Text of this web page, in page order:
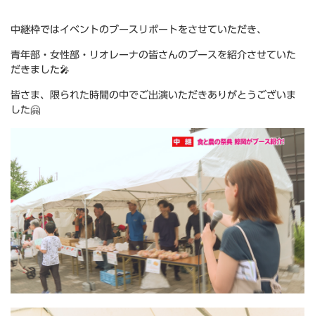
中継枠ではイベントのブースリポートをさせていただき、
青年部・女性部・リオレーナの皆さんのブースを紹介させていた
だきました🎤
皆さま、限られた時間の中でご出演いただきありがとうございま
した🤗